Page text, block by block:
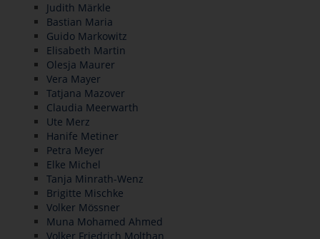
Judith Märkle
Bastian Maria
Guido Markowitz
Elisabeth Martin
Olesja Maurer
Vera Mayer
Tatjana Mazover
Claudia Meerwarth
Ute Merz
Hanife Metiner
Petra Meyer
Elke Michel
Tanja Minrath-Wenz
Brigitte Mischke
Volker Mössner
Muna Mohamed Ahmed
Volker Friedrich Molthan